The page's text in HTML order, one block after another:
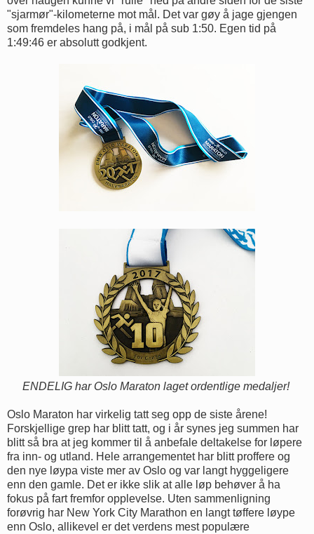
"sjarmør"-kilometerne mot mål. Det var gøy å jage gjengen
som fremdeles hang på, i mål på sub 1:50. Egen tid på
1:49:46 er absolutt godkjent.
ENDELIG har Oslo Maraton laget ordentlige medaljer!
Oslo Maraton har virkelig tatt seg opp de siste årene!
Forskjellige grep har blitt tatt, og i år synes jeg summen har
blitt så bra at jeg kommer til å anbefale deltakelse for løpere
fra inn- og utland. Hele arrangementet har blitt proffere og
den nye løypa viste mer av Oslo og var langt hyggeligere
enn den gamle. Det er ikke slik at alle løp behøver å ha
fokus på fart fremfor opplevelse. Uten sammenligning
forøvrig har New York City Marathon en langt tøffere løype
enn Oslo, allikevel er det verdens mest populære